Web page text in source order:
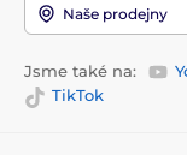
Naše prodejny
Jsme také na:
TikTok